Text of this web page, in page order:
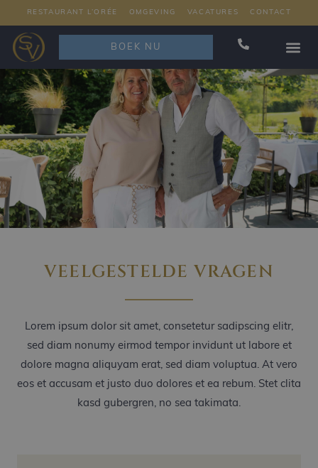
RESTAURANT L’ORÉE OMGEVING VACATURES CONTACT
BOEK NU
VEELGESTELDE VRAGEN
Lorem ipsum dolor sit amet, consetetur sadipscing elitr,
sed diam nonumy eirmod tempor invidunt ut labore et
dolore magna aliquyam erat, sed diam voluptua. At vero
eos et accusam et justo duo dolores et ea rebum. Stet clita
kasd gubergren, no sea takimata.